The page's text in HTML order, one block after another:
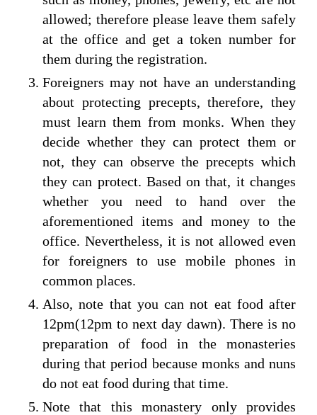
allowed; therefore please leave them safely
at the office and get a token number for
them during the registration.
Foreigners may not have an understanding
about protecting precepts, therefore, they
must learn them from monks. When they
decide whether they can protect them or
not, they can observe the precepts which
they can protect. Based on that, it changes
whether you need to hand over the
aforementioned items and money to the
office. Nevertheless, it is not allowed even
for foreigners to use mobile phones in
common places.
Also, note that you can not eat food after
12pm(12pm to next day dawn). There is no
preparation of food in the monasteries
during that period because monks and nuns
do not eat food during that time.
Note that this monastery only provides